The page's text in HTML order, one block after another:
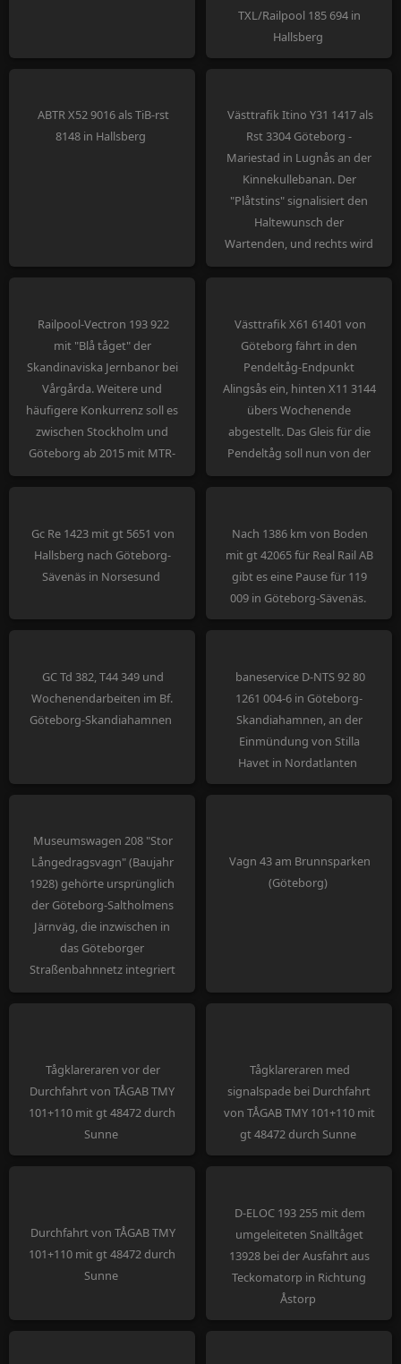
TXL/Railpool 185 694 in
Hallsberg
ABTR X52 9016 als TiB-rst
8148 in Hallsberg
Västtrafik Itino Y31 1417 als
Rst 3304 Göteborg -
Mariestad in Lugnås an der
Kinnekullebanan. Der
"Plåtstins" signalisiert den
Haltewunsch der
Wartenden, und rechts wird
an die Schmalspur-Ära auf
Railpool-Vectron 193 922
mit "Blå tåget" der
Skandinaviska Jernbanor bei
Vårgårda. Weitere und
häufigere Konkurrenz soll es
zwischen Stockholm und
Göteborg ab 2015 mit MTR-
Flirts geben.
Västtrafik X61 61401 von
Göteborg fährt in den
Pendeltåg-Endpunkt
Alingsås ein, hinten X11 3144
übers Wochenende
abgestellt. Das Gleis für die
Pendeltåg soll nun von der
Seite zwischen die
Gc Re 1423 mit gt 5651 von
Hallsberg nach Göteborg-
Sävenäs in Norsesund
Nach 1386 km von Boden
mit gt 42065 für Real Rail AB
gibt es eine Pause für 119
009 in Göteborg-Sävenäs.
GC Td 382, T44 349 und
Wochenendarbeiten im Bf.
Göteborg-Skandiahamnen
baneservice D-NTS 92 80
1261 004-6 in Göteborg-
Skandiahamnen, an der
Einmündung von Stilla
Havet in Nordatlanten
Museumswagen 208 "Stor
Långedragsvagn" (Baujahr
1928) gehörte ursprünglich
der Göteborg-Saltholmens
Järnväg, die inzwischen in
das Göteborger
Straßenbahnnetz integriert
ist
Vagn 43 am Brunnsparken
(Göteborg)
Tågklareraren vor der
Durchfahrt von TÅGAB TMY
101+110 mit gt 48472 durch
Sunne
Tågklareraren med
signalspade bei Durchfahrt
von TÅGAB TMY 101+110 mit
gt 48472 durch Sunne
Durchfahrt von TÅGAB TMY
101+110 mit gt 48472 durch
Sunne
D-ELOC 193 255 mit dem
umgeleiteten Snälltåget
13928 bei der Ausfahrt aus
Teckomatorp in Richtung
Åstorp